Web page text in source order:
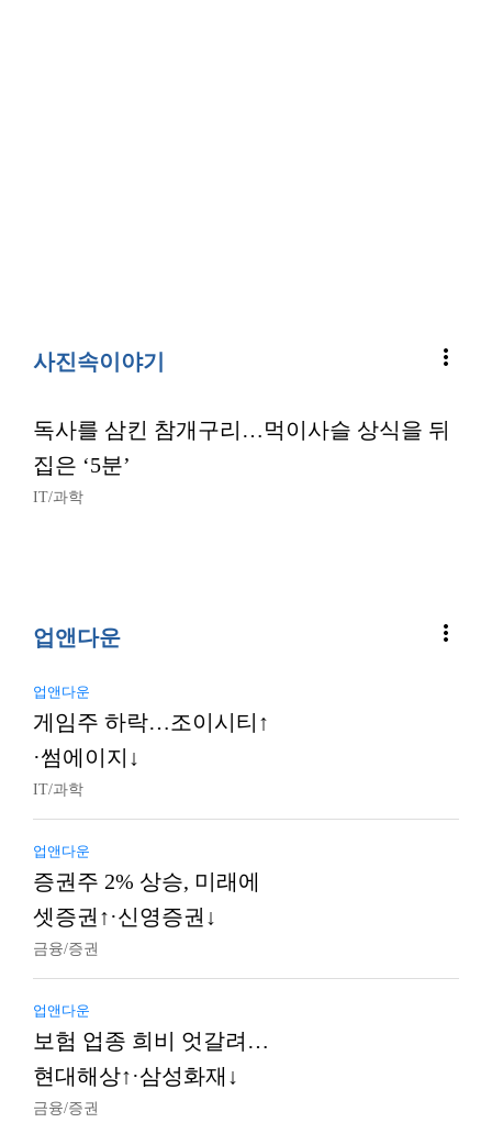
사진속이야기 more_vert
독사를 삼킨 참개구리…먹이사슬 상식을 뒤
집은 ‘5분’
IT/과학
업앤다운 more_vert
업앤다운
게임주 하락…조이시티↑
·썸에이지↓
IT/과학
업앤다운
증권주 2% 상승, 미래에
셋증권↑·신영증권↓
금융/증권
업앤다운
보험 업종 희비 엇갈려…
현대해상↑·삼성화재↓
금융/증권